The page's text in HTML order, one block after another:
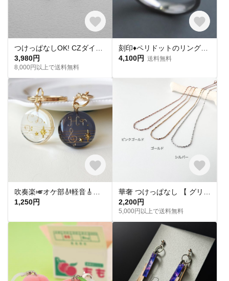
3,980円
8,000円以上で送料無料
4,100円 送料無料
1,250円
2,200円
5,000円以上で送料無料